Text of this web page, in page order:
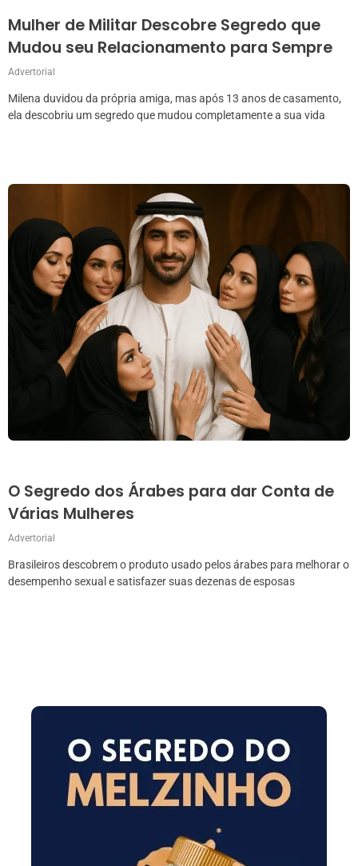
Mulher de Militar Descobre Segredo que
Mudou seu Relacionamento para Sempre
Advertorial
Milena duvidou da própria amiga, mas após 13 anos de casamento,
ela descobriu um segredo que mudou completamente a sua vida
O Segredo dos Árabes para dar Conta de
Várias Mulheres
Advertorial
Brasileiros descobrem o produto usado pelos árabes para melhorar o
desempenho sexual e satisfazer suas dezenas de esposas